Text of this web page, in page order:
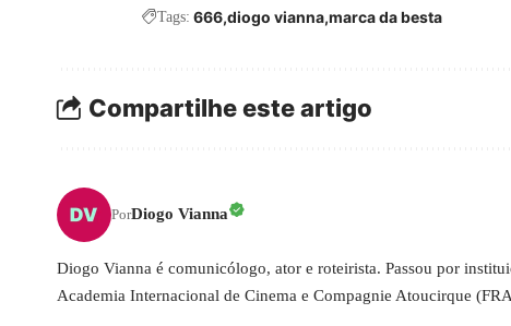
Tags: 666 diogo vianna marca da besta
Compartilhe este artigo
PorDiogo Vianna
Diogo Vianna é comunicólogo, ator e roteirista. Passou por
Academia Internacional de Cinema e Compagnie Atoucirque